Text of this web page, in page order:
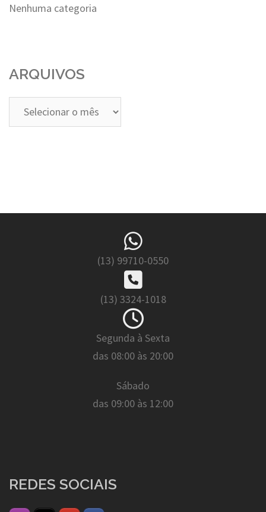
Nenhuma categoria
ARQUIVOS
Arquivos
(13) 99710-0550
(13) 3324-1018
Segunda à Sexta
das 08:00 às 20:00
Sábado
das 09:00 às 12:00
REDES SOCIAIS